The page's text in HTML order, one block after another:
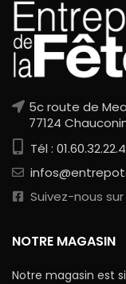
5c route de
77124
Tél :
Suivez-nous
NOTRE MAGASIN
Notre magasin est